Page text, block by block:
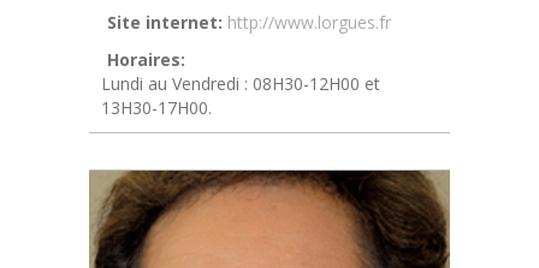
Site internet: http://www.lorgues.fr
Horaires:
Lundi au Vendredi : 08H30-12H00 et
13H30-17H00.